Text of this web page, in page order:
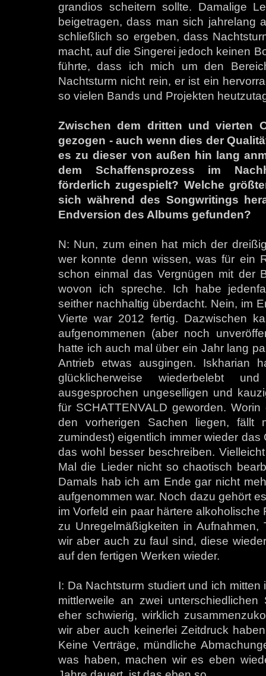
grandios scheitern sollte. Damalige
beigetragen, dass man sich jahrelang
schließlich so ergeben, dass
macht, auf die Singerei jedoch keinen
führte, dass ich mich um den
Nachtsturm nicht rein, er ist ein
so vielen Bands und Projekten
Zwischen dem dritten und vierten
gezogen - auch wenn dies der
es zu dieser von außen hin lang
dem Schaffensprozess im
förderlich zugespielt? Welche
sich während des Songwritings
Endversion des Albums gefunden?
N: Nun, zum einen hat mich der
wer konnte denn wissen, was für ein
schon einmal das Vergnügen mit der
wovon ich spreche. Ich habe
seither nachhaltig überdacht. Nein, im
Vierte war 2012 fertig. Dazwischen
aufgenommenen (aber noch
hatte ich auch mal über ein Jahr lang
Antrieb etwas ausgingen. Iskharian
glücklicherweise wiederbelebt
ausgesprochen ungeselligen und
für SCHATTENVALD geworden.
den vorherigen Sachen liegen,
zumindest) eigentlich immer wieder
das wohl besser beschreiben.
Mal die Lieder nicht so chaotisch
Damals hab ich am Ende gar nicht
aufgenommen war. Noch dazu gehört
im Vorfeld ein paar härtere
zu Unregelmäßigkeiten in
wir aber auch zu faul sind, diese
auf den fertigen Werken wieder.
I: Da Nachtsturm studiert und ich
mittlerweile an zwei
eher schwierig, wirklich
wir aber auch keinerlei Zeitdruck
Keine Verträge, mündliche
was haben, machen wir es eben